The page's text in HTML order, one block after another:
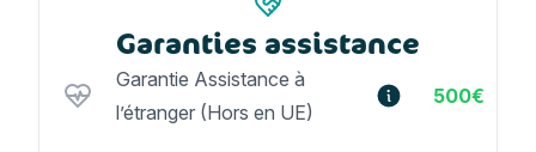
Garanties assistance
Garantie Assistance à
l’étranger (Hors en UE)
500€